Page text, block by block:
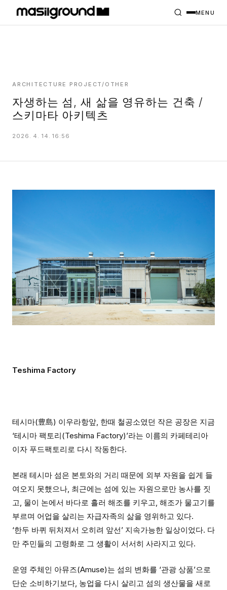
PROJECTS
MASILWIDE
MENU
ARCHITECTURE PROJECT/OTHER
자생하는 섬, 새 삶을 영유하는 건축 /
스키마타 아키텍츠
2026. 4. 14. 16:56
Teshima Factory
테시마(豊島) 이우라항앞, 한때 철공소였던 작은 공장은 지금
‘테시마 팩토리(Teshima Factory)’라는 이름의 카페테리아
이자 푸드팩토리로 다시 작동한다.
본래 테시마 섬은 본토와의 거리 때문에 외부 자원을 쉽게 들
여오지 못했으나, 최근에는 섬에 있는 자원으로만 농사를 짓
고, 물이 논에서 바다로 흘러 해조를 키우고, 해조가 물고기를
부르며 어업을 살리는 자급자족의 삶을 영위하고 있다.
‘한두 바퀴 뒤처져서 오히려 앞선’ 지속가능한 일상이었다. 다
만 주민들의 고령화로 그 생활이 서서히 사라지고 있다.
운영 주체인 아뮤즈(Amuse)는 섬의 변화를 ‘관광 상품’으로
단순 소비하기보다, 농업을 다시 살리고 섬의 생산물을 새로